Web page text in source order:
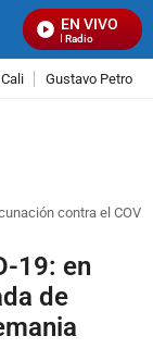
EN VIVO
Señal Visual Radio
Cali Gustavo Petro
contra el
19: en
de